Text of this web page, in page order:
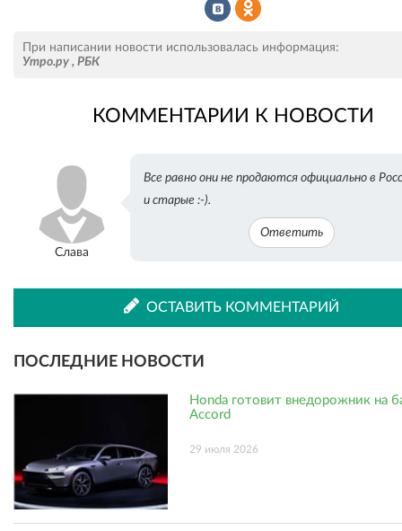
во
ВКонтакте
При написании новости использовалась информация:
Утро.ру , РБК
КОММЕНТАРИИ К НОВОСТИ
Слава
Все равно они не продаются официально в
и старые :-).
Ответить
ОСТАВИТЬ КОММЕНТАРИЙ
ПОСЛЕДНИЕ НОВОСТИ
Honda готовит внедорожник на
Accord
29 июля 2026